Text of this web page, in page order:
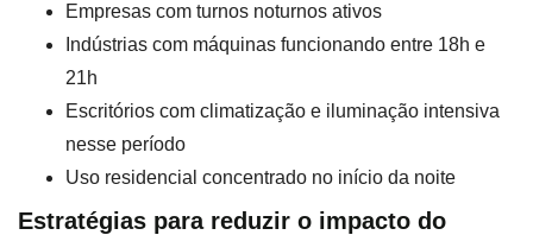
Empresas com turnos noturnos ativos
Indústrias com máquinas funcionando entre 18h e
21h
Escritórios com climatização e iluminação intensiva
nesse período
Uso residencial concentrado no início da noite
Estratégias para reduzir o impacto do